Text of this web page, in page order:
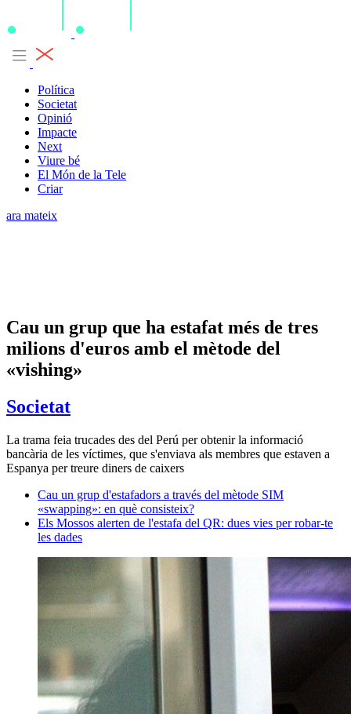
Política
Societat
Opinió
Impacte
Next
Viure bé
El Món de la Tele
Criar
ara mateix
Cau un grup que ha estafat més de tres
milions d'euros amb el mètode del
«vishing»
Societat
La trama feia trucades des del Perú per obtenir la informació
bancària de les víctimes, que s'enviava als membres que estaven a
Espanya per treure diners de caixers
Cau un grup d'estafadors a través del mètode SIM
«swapping»: en què consisteix?
Els Mossos alerten de l'estafa del QR: dues vies per robar-te
les dades